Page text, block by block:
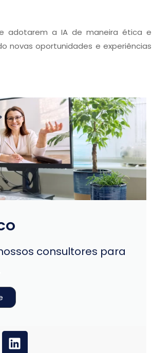
adotarem a IA de maneira ética e
novas oportunidades e experiências
consultores para